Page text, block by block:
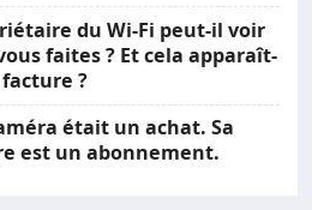
du Wi-Fi peut-il voir
faites ? Et cela apparaît-
?
était un achat. Sa
est un abonnement.